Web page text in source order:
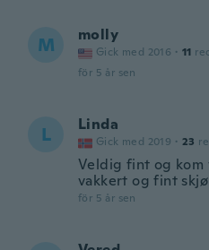
M molly
Gick med 2016 · 11
för 5 år sen
L Linda
Gick med 2019 · 23
Veldig fint og
vakkert og fint
för 5 år sen